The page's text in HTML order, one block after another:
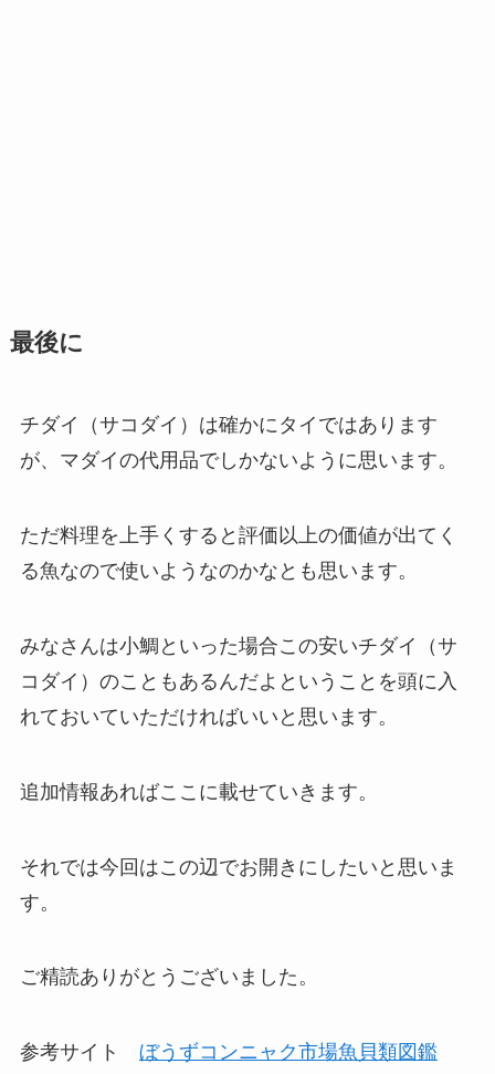
最後に
チダイ（サコダイ）は確かにタイではあります
が、マダイの代用品でしかないように思います。
ただ料理を上手くすると評価以上の価値が出てく
る魚なので使いようなのかなとも思います。
みなさんは小鯛といった場合この安いチダイ（サ
コダイ）のこともあるんだよということを頭に入
れておいていただければいいと思います。
追加情報あればここに載せていきます。
それでは今回はこの辺でお開きにしたいと思いま
す。
ご精読ありがとうございました。
参考サイト ぼうずコンニャク市場魚貝類図鑑